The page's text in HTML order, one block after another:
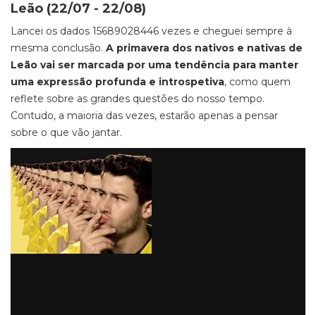
Leão (22/07 - 22/08)
Lancei os dados 15689028446 vezes e cheguei sempre à
mesma conclusão. A primavera dos nativos e nativas de
Leão vai ser marcada por uma tendência para manter
uma expressão profunda e introspetiva, como quem
reflete sobre as grandes questões do nosso tempo.
Contudo, a maioria das vezes, estarão apenas a pensar
sobre o que vão jantar.